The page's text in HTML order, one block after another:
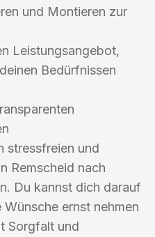
und Montieren zur
Leistungsangebot,
Bedürfnissen
stressfreien und
Remscheid nach
Du kannst dich darauf
ernst nehmen
Sorgfalt und